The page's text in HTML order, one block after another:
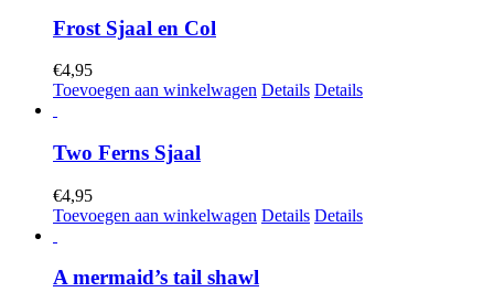
Frost Sjaal en Col
€4,95
Toevoegen aan winkelwagen Details Details
Two Ferns Sjaal
€4,95
Toevoegen aan winkelwagen Details Details
A mermaid’s tail shawl